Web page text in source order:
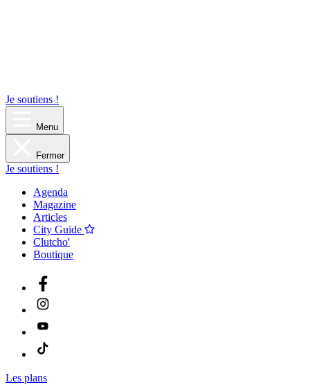
Je soutiens !
Menu
Fermer
Je soutiens !
Agenda
Magazine
Articles
City Guide
Clutcho'
Boutique
Les plans